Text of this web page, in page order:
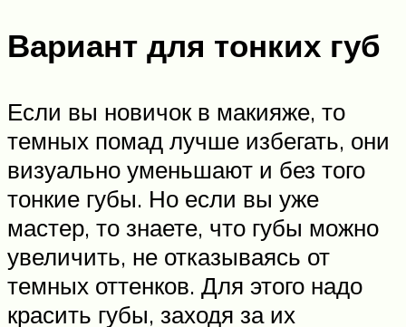
Вариант для тонких губ
Если вы новичок в макияже, то
темных помад лучше избегать, они
визуально уменьшают и без того
тонкие губы. Но если вы уже
мастер, то знаете, что губы можно
увеличить, не отказываясь от
темных оттенков. Для этого надо
красить губы, заходя за их